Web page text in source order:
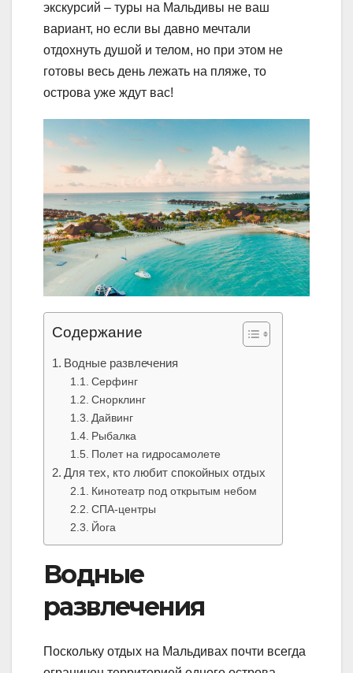
экскурсий – туры на Мальдивы не ваш
вариант, но если вы давно мечтали
отдохнуть душой и телом, но при этом не
готовы весь день лежать на пляже, то
острова уже ждут вас!
Содержание
Водные развлечения
Серфинг
Снорклинг
Дайвинг
Рыбалка
Полет на гидросамолете
Для тех, кто любит спокойных отдых
Кинотеатр под открытым небом
СПА-центры
Йога
Водные
развлечения
Поскольку отдых на Мальдивах почти всегда